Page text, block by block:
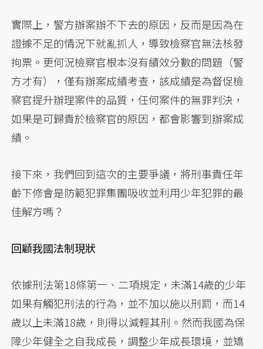
實際上，警方辦案辦不下去的原因，反而是因為在
證據不足的情況下就亂抓人，導致檢察官無法核發
拘票。更何況檢察官根本沒有績效分數的問題（警
方才有），僅有辦案成績考查，該成績是為督促檢
察官提升辦理案件的品質，任何案件的無罪判決，
如果是可歸責於檢察官的原因，都會影響到辦案成
績。
接下來，我們回到這次的主要爭議，將刑事責任年
齡下修會是防範犯罪集團吸收並利用少年犯罪的最
佳解方嗎？
回顧我國法制現狀
依據刑法第18條第一、二項規定，未滿14歲的少年
如果有觸犯刑法的行為，並不加以施以刑罰，而14
歲以上未滿18歲，則得以減輕其刑。然而我國為保
障少年健全之自我成長，調整少年成長環境，並矯